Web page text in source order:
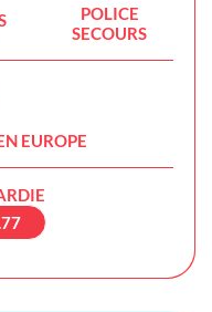
POLICE
SECOURS
EUROPE